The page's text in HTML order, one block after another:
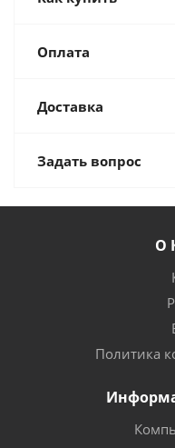
Оплата
Доставка
Задать вопрос
О
Политика